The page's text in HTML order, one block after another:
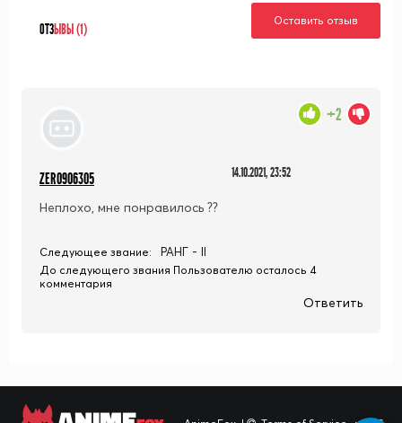
ОТЗЫВЫ (1)
Оставить отзыв
ZERO906305 14.10.2021, 23:52
Неплохо, мне понравилось ??
+2
Следующее звание: РАНГ - II
До следующего звания Пользователю осталось 4
комментария
Ответить